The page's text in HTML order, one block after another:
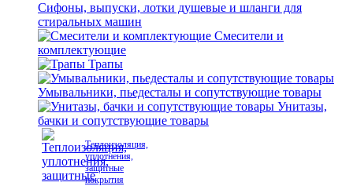
Сифоны, выпуски, лотки душевые и шланги для
стиральных машин
Смесители и
комплектующие
Трапы
Умывальники, пьедесталы и сопутствующие товары
Унитазы,
бачки и сопутствующие товары
Теплоизоляция,
уплотнения,
защитные
покрытия